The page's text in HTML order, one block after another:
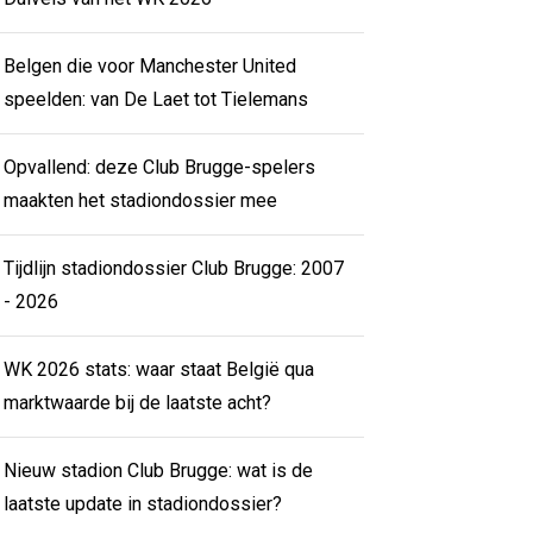
Belgen die voor Manchester United
speelden: van De Laet tot Tielemans
Opvallend: deze Club Brugge-spelers
maakten het stadiondossier mee
Tijdlijn stadiondossier Club Brugge: 2007
- 2026
WK 2026 stats: waar staat België qua
marktwaarde bij de laatste acht?
Nieuw stadion Club Brugge: wat is de
laatste update in stadiondossier?